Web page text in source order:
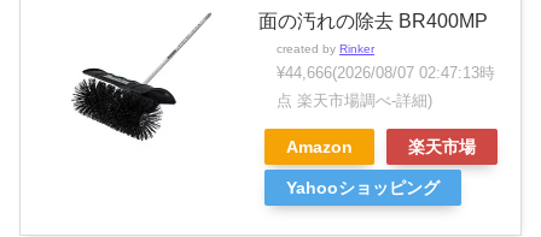
面の汚れの除去 BR400MP
created by Rinker
¥44,666(2026/08/07 02:47:13時
点 楽天市場調べ-詳細)
Amazon 楽天市場
Yahooショッピング